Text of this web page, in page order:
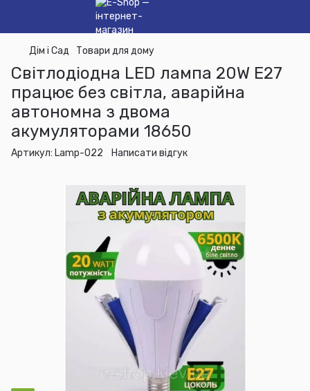
Дім і Сад Товари для дому
Світлодіодна LED лампа 20W E27
працює без світла, аварійна
автономна з двома
акумуляторами 18650
Артикул: Lamp-022 Написати відгук